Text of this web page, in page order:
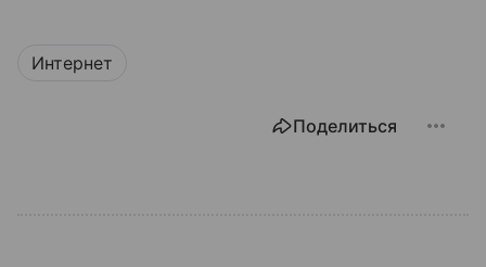
Интернет
Поделиться